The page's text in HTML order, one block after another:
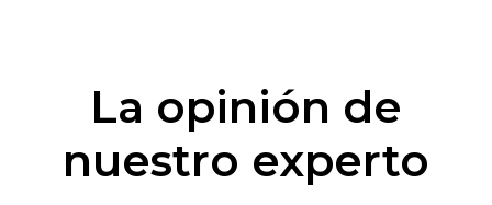
La opinión de
nuestro experto